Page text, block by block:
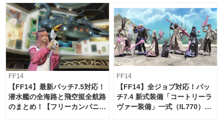
FF14
【FF14】最新パッチ7.5対応！
潜水艦の全海路と飛空挺全航路
のまとめ！【フリーカンパニ
FF14
【FF14】全ジョブ対応！パッ
チ7.4 新式装備「コートリーラ
ヴァー装備」一式（IL770）の